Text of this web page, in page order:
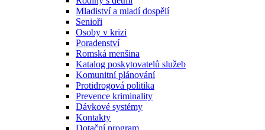
Mladiství a mladí dospělí
Senioři
Osoby v krizi
Poradenství
Romská menšina
Katalog poskytovatelů služeb
Komunitní plánování
Protidrogová politika
Prevence kriminality
Dávkové systémy
Kontakty